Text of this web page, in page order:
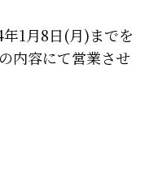
1月8日(月)までを
内容にて営業させ